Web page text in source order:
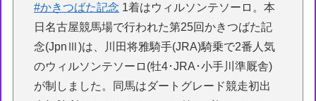
#かきつばた記念 1着はウィルソンテソーロ。本
日名古屋競馬場で行われた第25回かきつばた記
念(JpnⅢ)は、川田将雅騎手(JRA)騎乗で2番人気
のウィルソンテソーロ(牡4･JRA･小手川準厩舎)
が制しました。同馬はダートグレード競走初出